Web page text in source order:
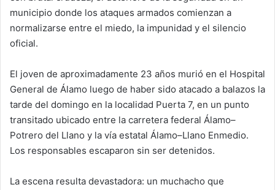
municipio donde los ataques armados comienzan a
normalizarse entre el miedo, la impunidad y el silencio
oficial.
El joven de aproximadamente 23 años murió en el Hospital
General de Álamo luego de haber sido atacado a balazos la
tarde del domingo en la localidad Puerta 7, en un punto
transitado ubicado entre la carretera federal Álamo–
Potrero del Llano y la vía estatal Álamo–Llano Enmedio.
Los responsables escaparon sin ser detenidos.
La escena resulta devastadora: un muchacho que